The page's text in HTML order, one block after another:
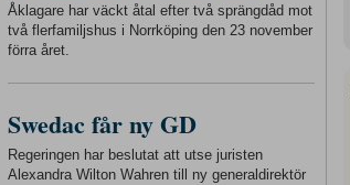
Åklagare har väckt åtal efter två sprängdåd mot
två flerfamiljshus i Norrköping den 23 november
förra året.
Swedac får ny GD
Regeringen har beslutat att utse juristen
Alexandra Wilton Wahren till ny generaldirektör